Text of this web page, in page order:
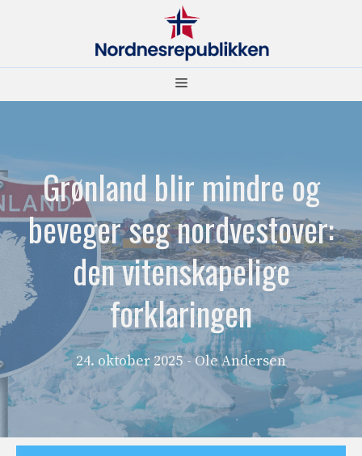
Meny
Grønland blir mindre og
beveger seg nordvestover:
den vitenskapelige
forklaringen
24. oktober 2025 - Ole Andersen